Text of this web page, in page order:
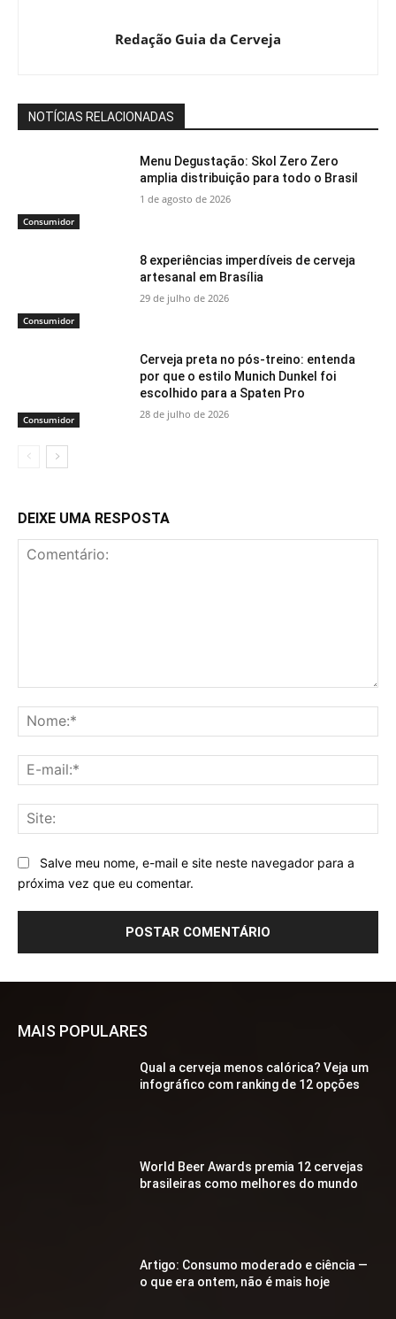
Redação Guia da Cerveja
NOTÍCIAS RELACIONADAS
Consumidor
Menu Degustação: Skol Zero Zero
amplia distribuição para todo o Brasil
1 de agosto de 2026
Consumidor
8 experiências imperdíveis de cerveja
artesanal em Brasília
29 de julho de 2026
Consumidor
Cerveja preta no pós-treino: entenda
por que o estilo Munich Dunkel foi
escolhido para a Spaten Pro
28 de julho de 2026
DEIXE UMA RESPOSTA
Salve meu nome, e-mail e site neste navegador para a
próxima vez que eu comentar.
MAIS POPULARES
Qual a cerveja menos calórica? Veja um
infográfico com ranking de 12 opções
World Beer Awards premia 12 cervejas
brasileiras como melhores do mundo
Artigo: Consumo moderado e ciência —
o que era ontem, não é mais hoje